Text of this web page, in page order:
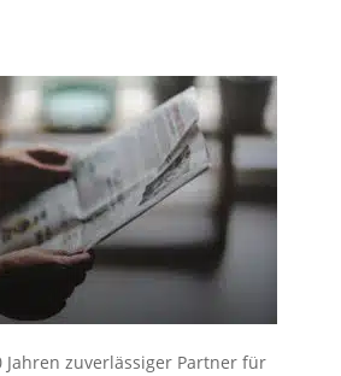
Jahren zuverlässiger Partner für